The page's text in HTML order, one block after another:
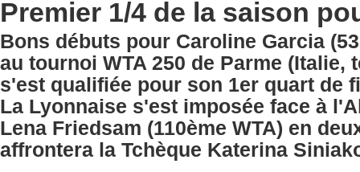
Premier 1/4 de la saison
Bons débuts pour Caroline Garcia
au tournoi WTA 250 de Parme (Italie,
s'est qualifiée pour son 1er quart de
La Lyonnaise s'est imposée face à
Lena Friedsam (110ème WTA) en
affrontera la Tchèque Katerina